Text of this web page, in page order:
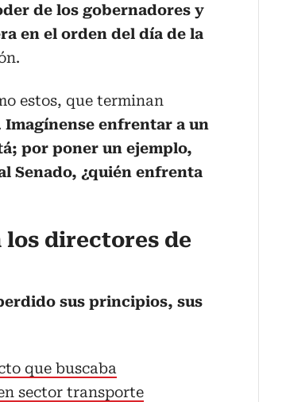
de los gobernadores y
en el orden del día de la
estos, que terminan
Imagínense enfrentar a un
por poner un ejemplo,
Senado, ¿quién enfrenta
los directores de
sus principios, sus
que buscaba
sector transporte